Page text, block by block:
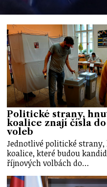
Politické strany,
koalice znají čísla
voleb
Jednotlivé politické
koalice, které budou
říjnových volbách do…